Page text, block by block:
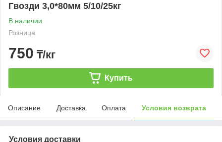
Гвозди 3,0*80мм 5/10/25кг
В наличии
Розница
750 ₸/кг
Купить
Описание Доставка Оплата Условия возврата
Условия доставки